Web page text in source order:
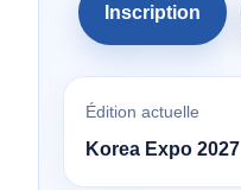
Inscription
Édition actuelle
Korea Expo 2027